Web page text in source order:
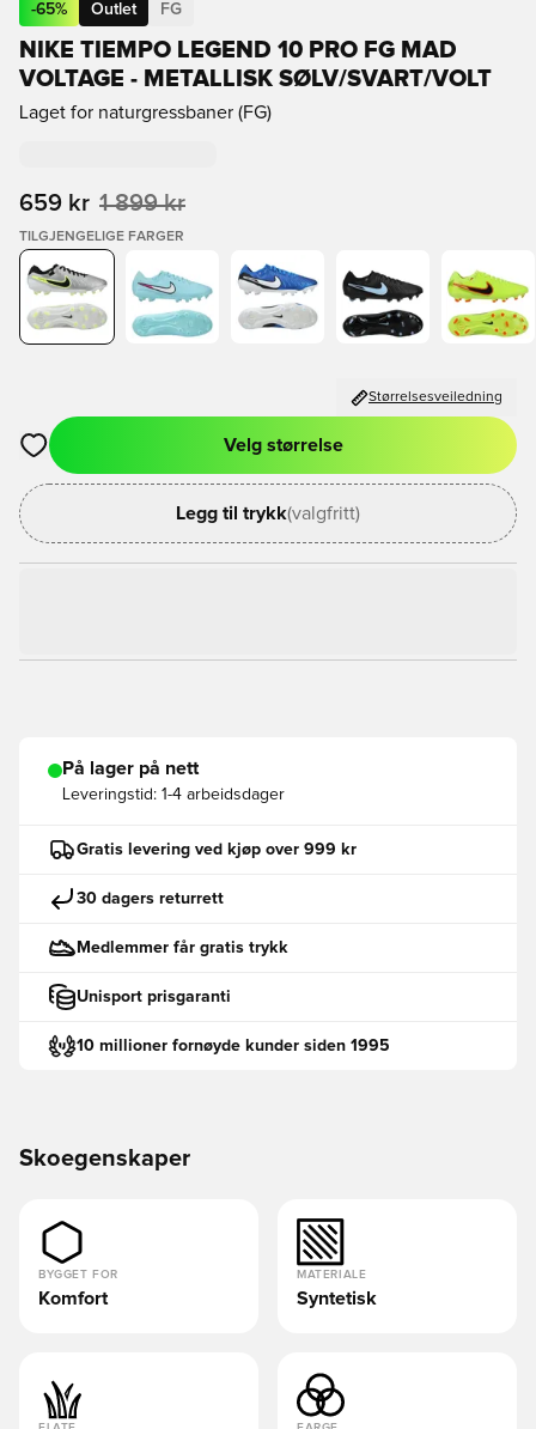
-65% Outlet FG
NIKE TIEMPO LEGEND 10 PRO FG MAD
VOLTAGE - METALLISK SØLV/SVART/VOLT
Laget for naturgressbaner (FG)
659 kr 1 899 kr
TILGJENGELIGE FARGER
Størrelsesveiledning
Åpner en Modal for å logge inn eller registrere deg som
Velg størrelse
Legg til trykk(valgfritt)
På lager på nett
Leveringstid: 1-4 arbeidsdager
Gratis levering ved kjøp over 999 kr
30 dagers returrett
Medlemmer får gratis trykk
Unisport prisgaranti
10 millioner fornøyde kunder siden 1995
Skoegenskaper
BYGGET FOR
Komfort
MATERIALE
Syntetisk